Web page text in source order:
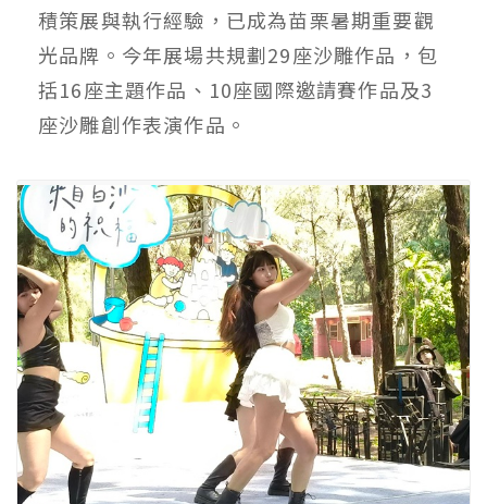
積策展與執行經驗，已成為苗栗暑期重要觀
光品牌。今年展場共規劃29座沙雕作品，包
括16座主題作品、10座國際邀請賽作品及3
座沙雕創作表演作品。